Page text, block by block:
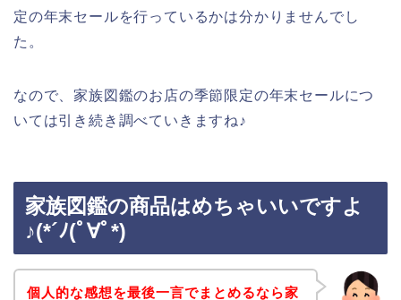
定の年末セールを行っているかは分かりませんでし
た。
なので、家族図鑑のお店の季節限定の年末セールにつ
いては引き続き調べていきますね♪
家族図鑑の商品はめちゃいいですよ
♪(*´ﾉ(ﾟ∀ﾟ*)
個人的な感想を最後一言でまとめるなら家